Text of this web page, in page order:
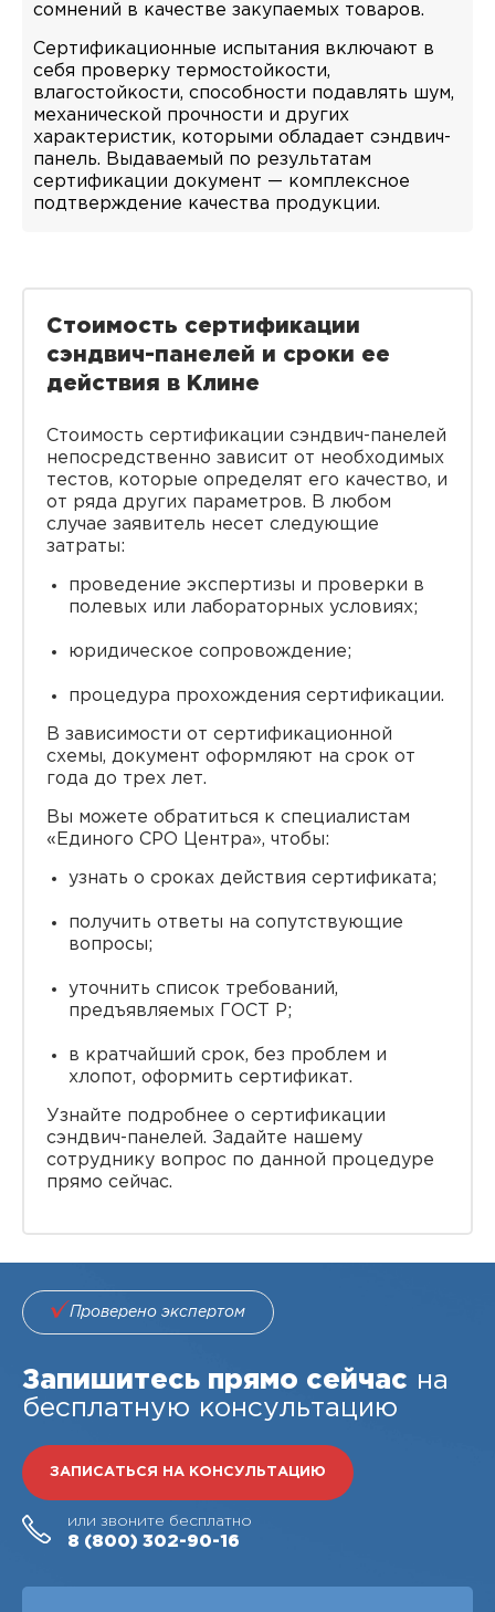
сомнений в качестве закупаемых товаров.
Сертификационные испытания включают в
себя проверку термостойкости,
влагостойкости, способности подавлять шум,
механической прочности и других
характеристик, которыми обладает сэндвич-
панель. Выдаваемый по результатам
сертификации документ — комплексное
подтверждение качества продукции.
Стоимость сертификации
сэндвич-панелей и сроки ее
действия в Клине
Стоимость сертификации сэндвич-панелей
непосредственно зависит от необходимых
тестов, которые определят его качество, и
от ряда других параметров. В любом
случае заявитель несет следующие
затраты:
проведение экспертизы и проверки в
полевых или лабораторных условиях;
юридическое сопровождение;
процедура прохождения сертификации.
В зависимости от сертификационной
схемы, документ оформляют на срок от
года до трех лет.
Вы можете обратиться к специалистам
«Единого СРО Центра», чтобы:
узнать о сроках действия сертификата;
получить ответы на сопутствующие
вопросы;
уточнить список требований,
предъявляемых ГОСТ Р;
в кратчайший срок, без проблем и
хлопот, оформить сертификат.
Узнайте подробнее о сертификации
сэндвич-панелей. Задайте нашему
сотруднику вопрос по данной процедуре
прямо сейчас.
Проверено экспертом
Запишитесь прямо сейчас на
бесплатную консультацию
ЗАПИСАТЬСЯ НА КОНСУЛЬТАЦИЮ
или звоните бесплатно
8 (800) 302-90-16